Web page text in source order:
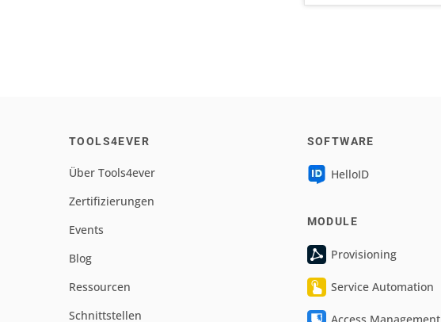
TOOLS4EVER
Über Tools4ever
Zertifizierungen
Events
Blog
Ressourcen
Schnittstellen
SOFTWARE
HelloID
MODULE
Provisioning
Service Automation